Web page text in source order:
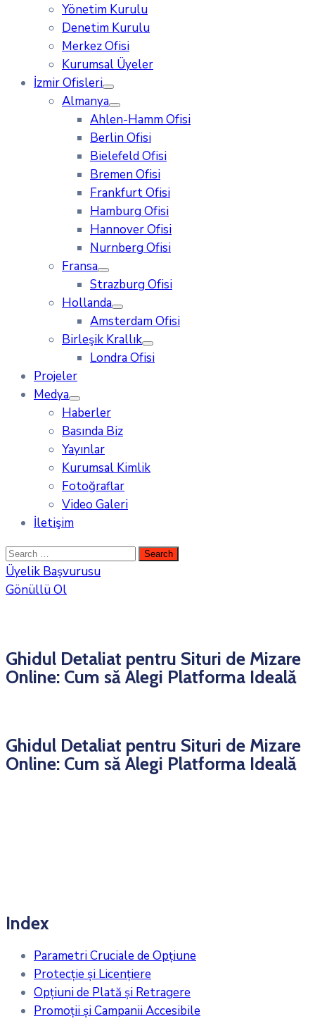
Yönetim Kurulu
Denetim Kurulu
Merkez Ofisi
Kurumsal Üyeler
İzmir Ofisleri
Almanya
Ahlen-Hamm Ofisi
Berlin Ofisi
Bielefeld Ofisi
Bremen Ofisi
Frankfurt Ofisi
Hamburg Ofisi
Hannover Ofisi
Nurnberg Ofisi
Fransa
Strazburg Ofisi
Hollanda
Amsterdam Ofisi
Birleşik Krallık
Londra Ofisi
Projeler
Medya
Haberler
Basında Biz
Yayınlar
Kurumsal Kimlik
Fotoğraflar
Video Galeri
İletişim
Üyelik Başvurusu
Gönüllü Ol
Ghidul Detaliat pentru Situri de Mizare
Online: Cum să Alegi Platforma Ideală
Ghidul Detaliat pentru Situri de Mizare
Online: Cum să Alegi Platforma Ideală
Index
Parametri Cruciale de Opțiune
Protecție și Licențiere
Opțiuni de Plată și Retragere
Promoții și Campanii Accesibile